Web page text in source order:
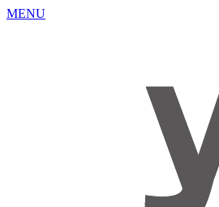
MENU